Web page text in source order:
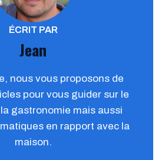
ÉCRIT PAR
Jean
nous vous proposons de
pour vous guider sur le
gastronomie mais aussi
en rapport avec la
maison.